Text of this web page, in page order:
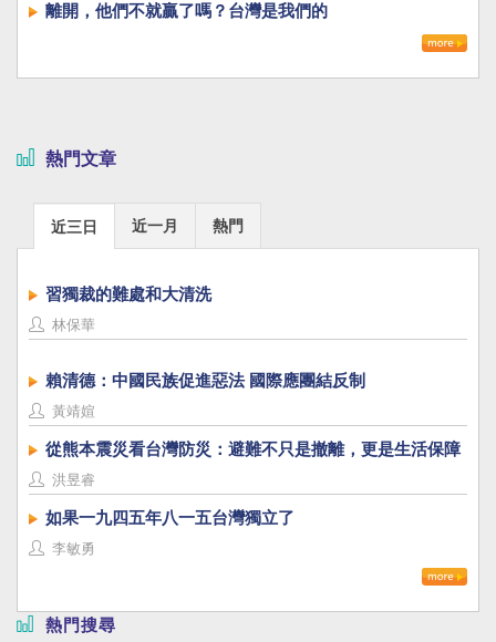
離開，他們不就贏了嗎？台灣是我們的
熱門文章
近三日 近一月 熱門
習獨裁的難處和大清洗
林保華
賴清德：中國民族促進惡法 國際應團結反制
黃靖媗
從熊本震災看台灣防災：避難不只是撤離，更是生活保障
洪昱睿
如果一九四五年八一五台灣獨立了
李敏勇
熱門搜尋